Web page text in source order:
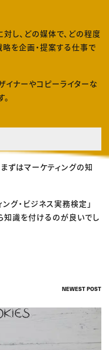
し、どの媒体で、どの程度
を企画・提案する仕事で
イナーやコピーライターな
ずはマーケティングの知
グ・ビジネス実務検定」
知識を付けるのが良いでし
NEWEST POST